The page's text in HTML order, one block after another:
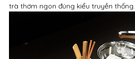
trà thơm ngon đúng kiểu truyền thống.